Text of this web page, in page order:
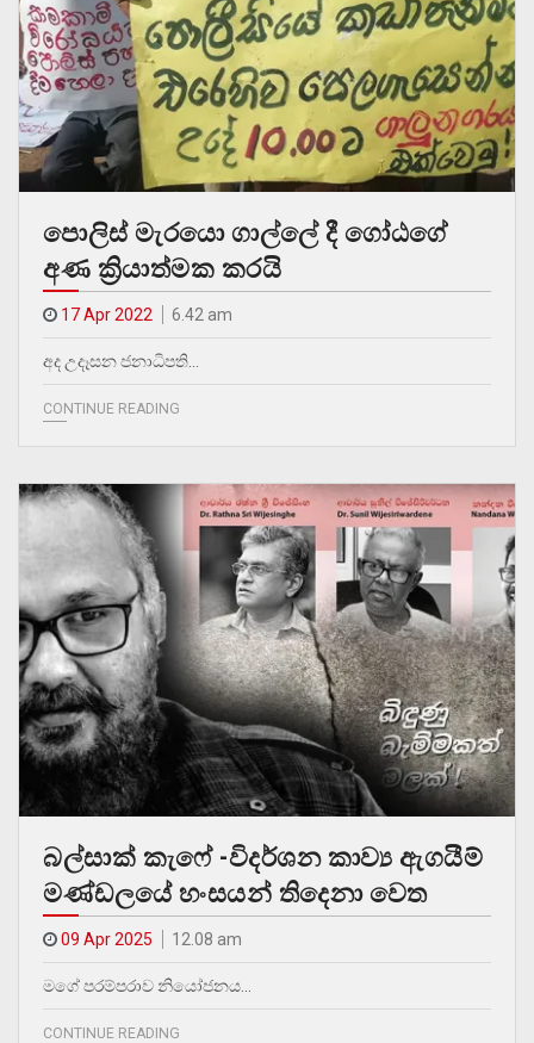
පොලිස් මැරයො ගාල්ලේ දී ගෝඨගේ
අණ ක්‍රියාත්මක කරයි
17 Apr 2022 6.42 am
අද උදෑසන ජනාධිපති…
CONTINUE READING
බල්සාක් කැෆේ -විදර්ශන කාව්‍ය ඇගයීම්
මණ්ඩලයේ හංසයන් තිදෙනා වෙත
09 Apr 2025 12.08 am
මගේ පරම්පරාව නියෝජනය…
CONTINUE READING